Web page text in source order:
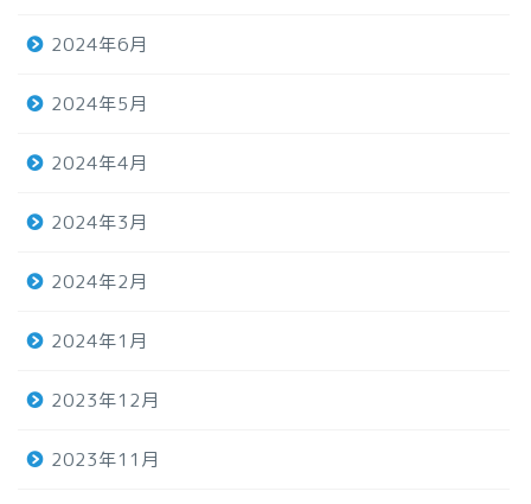
2024年6月
2024年5月
2024年4月
2024年3月
2024年2月
2024年1月
2023年12月
2023年11月